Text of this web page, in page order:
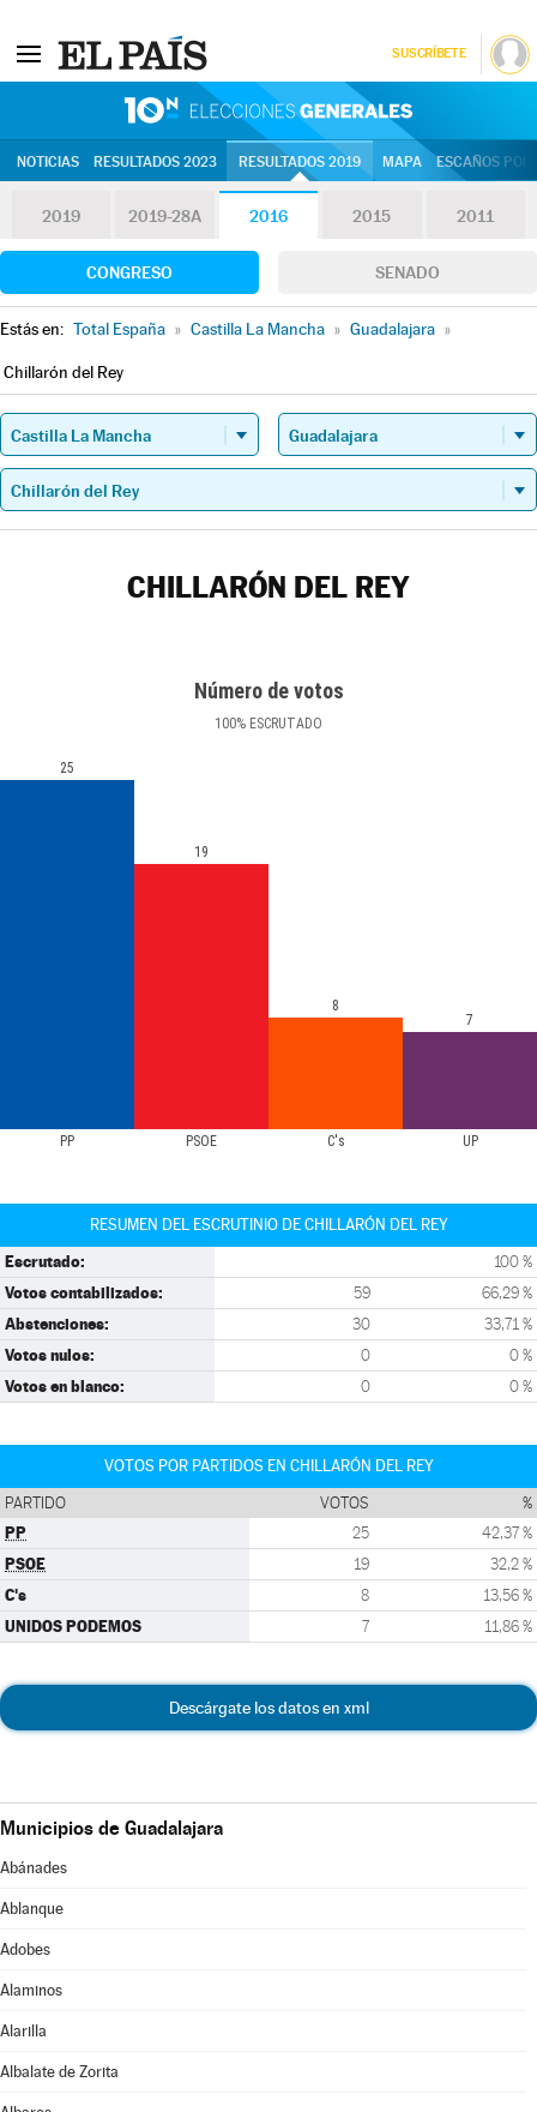
SUSCRÍBETE
NOTICIAS RESULTADOS 2023 RESULTADOS 2019 MAPA ESCAÑOS
2019 2019-28A 2016 2015 2011
CONGRESO SENADO
Estás en: Total España » Castilla La Mancha » Guadalajara »
Chillarón del Rey
CHILLARÓN DEL REY
Número de votos
100% ESCRUTADO
PP PSOE C's UP
25
19
8
7
RESUMEN DEL ESCRUTINIO DE CHILLARÓN DEL REY
Escrutado: 100 %
Votos contabilizados: 59 66,29 %
Abstenciones: 30 33,71 %
Votos nulos: 0 0 %
Votos en blanco: 0 0 %
VOTOS POR PARTIDOS EN CHILLARÓN DEL REY
PARTIDO VOTOS %
PP 25 42,37 %
PSOE 19 32,2 %
C's 8 13,56 %
UNIDOS PODEMOS 7 11,86 %
Descárgate los datos en xml
Municipios de Guadalajara
Abánades
Ablanque
Adobes
Alaminos
Alarilla
Albalate de Zorita